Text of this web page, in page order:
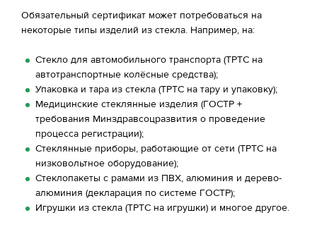
Обязательный сертификат может потребоваться на
некоторые типы изделий из стекла. Например, на:
Стекло для автомобильного транспорта (ТРТС на
автотранспортные колёсные средства);
Упаковка и тара из стекла (ТРТС на тару и упаковку);
Медицинские стеклянные изделия (ГОСТР +
требования Минздравсоцразвития о проведение
процесса регистрации);
Стеклянные приборы, работающие от сети (ТРТС на
низковольтное оборудование);
Стеклопакеты с рамами из ПВХ, алюминия и дерево-
алюминия (декларация по системе ГОСТР);
Игрушки из стекла (ТРТС на игрушки) и многое другое.